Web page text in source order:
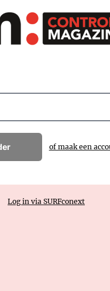
of maak een
Log in via SURFconext